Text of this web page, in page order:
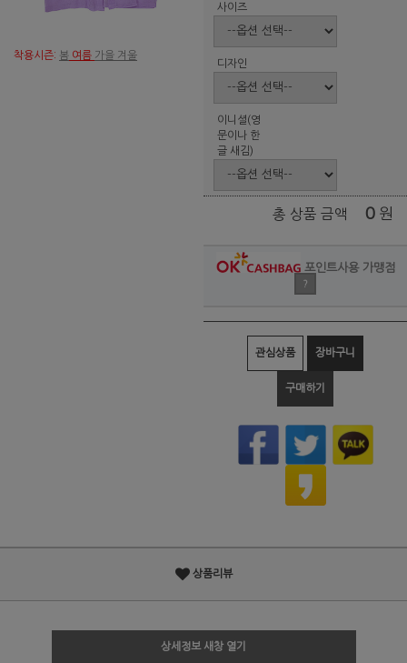
착용시즌: 봄 여름 가을 겨울
사이즈
디자인
이니셜(영
문이나 한
글 새김)
총 상품 금액 0 원
포인트사용 가맹점
?
관심상품 장바구니
구매하기
상품리뷰
상세정보 새창 열기